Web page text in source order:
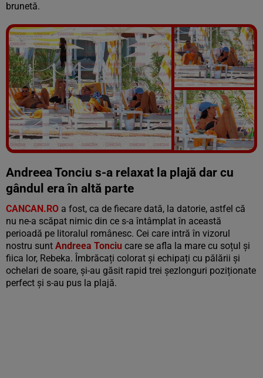
brunetă.
Vezi galeria foto
9 poze
Andreea Tonciu s-a relaxat la plajă dar cu
gândul era în altă parte
CANCAN.RO a fost, ca de fiecare dată, la datorie, astfel că
nu ne-a scăpat nimic din ce s-a întâmplat în această
perioadă pe litoralul românesc. Cei care intră în vizorul
nostru sunt Andreea Tonciu care se afla la mare cu soțul și
fiica lor, Rebeka. Îmbrăcați colorat și echipați cu pălării și
ochelari de soare, și-au găsit rapid trei șezlonguri poziționate
perfect și s-au pus la plajă.